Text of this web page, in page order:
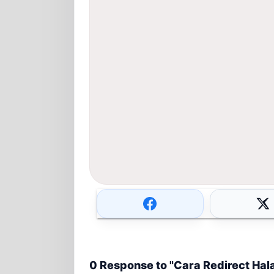
0 Response to "Cara Redirect